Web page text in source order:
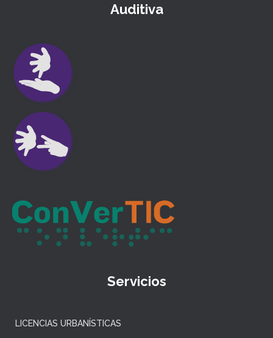
Auditiva
Servicios
LICENCIAS URBANÍSTICAS